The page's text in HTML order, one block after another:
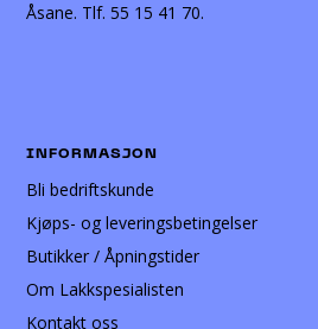
Åsane. Tlf. 55 15 41 70.
INFORMASJON
Bli bedriftskunde
Kjøps- og leveringsbetingelser
Butikker / Åpningstider
Om Lakkspesialisten
Kontakt oss